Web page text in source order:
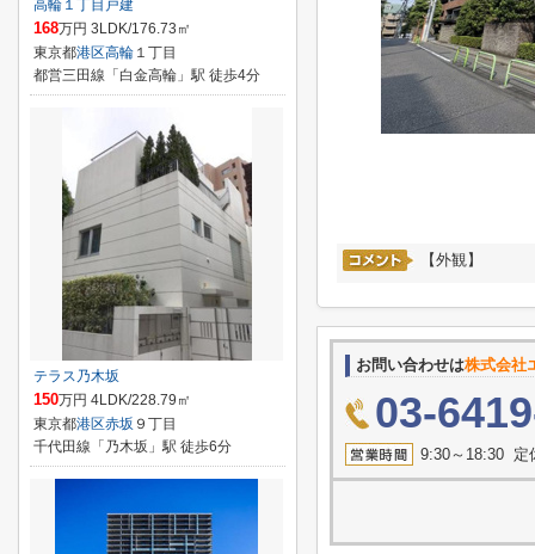
【外観】
お問い合わせは株式会社
03-
9:30～18:30 定
高輪１丁目戸建
168万円 3LDK/176.73㎡
東京都港区高輪 １丁目
都営三田線「白金高輪」駅 徒歩4分
テラス乃木坂
150万円 4LDK/228.79㎡
東京都港区赤坂 ９丁目
千代田線「乃木坂」駅 徒歩6分